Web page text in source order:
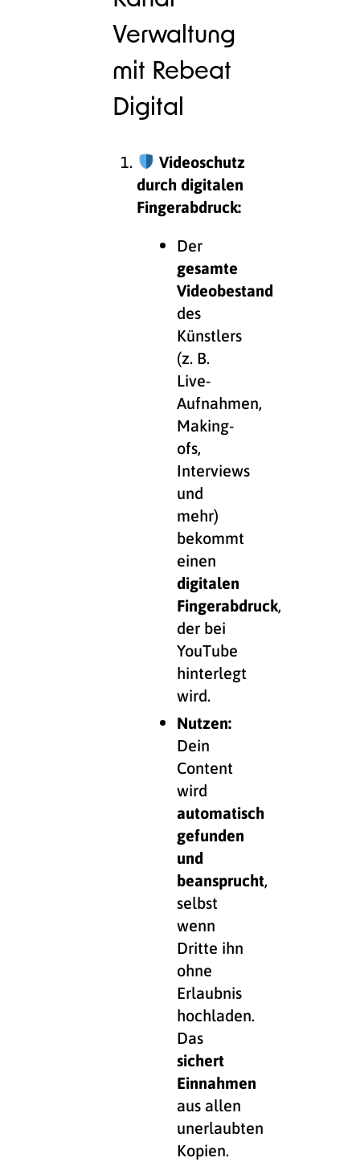
Verwaltung
mit Rebeat
Digital
Videoschutz
durch digitalen
Fingerabdruck:
Der
gesamte
Videobestand
des
Künstlers
(z. B.
Live-
Aufnahmen,
Making-
ofs,
Interviews
und
mehr)
bekommt
einen
digitalen
Fingerabdruck,
der bei
YouTube
hinterlegt
wird.
Nutzen:
Dein
Content
wird
automatisch
gefunden
und
beansprucht,
selbst
wenn
Dritte ihn
ohne
Erlaubnis
hochladen.
Das
sichert
Einnahmen
aus allen
unerlaubten
Kopien.